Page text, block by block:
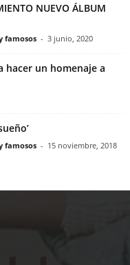
NUEVO ÁLBUM
famosos - 3 junio, 2020
hacer un homenaje a
famosos - 15 noviembre, 2018